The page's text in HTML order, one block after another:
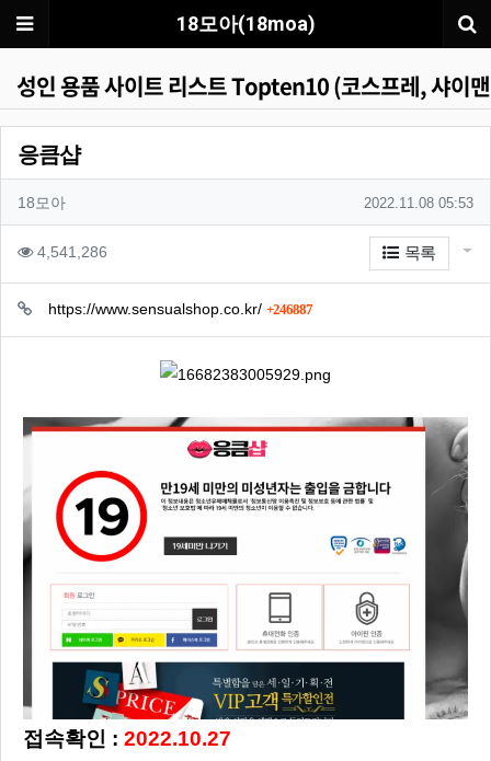
메뉴 18모아(18moa)
성인 용품 사이트 리스트 Topten10 (코스프레, 샤이
응큼샵
작성자 정보
작성자
18모아 작성일
2022.11.08 05:53
컨텐츠 정보
조회4,541,286 목록 게
관련자료
https://www.sensualshop.co.kr/ 246887회 연결
접속확인 : 2022.10.27